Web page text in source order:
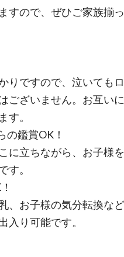
すので、ぜひご家族揃
りですので、泣いても
ございません。お互い
す。
鑑賞OK！
に立ちながら、お子様
す。
、お子様の気分転換な
入り可能です。